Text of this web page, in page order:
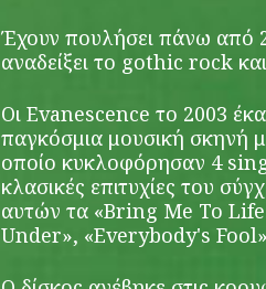
Έχουν πουλήσει πάνω από
αναδείξει το gothic rock
Οι Evanescence το 2003
παγκόσμια μουσική σκηνή
οποίο κυκλοφόρησαν 4
κλασικές επιτυχίες του
αυτών τα «Bring Me To
Under», «Everybody's